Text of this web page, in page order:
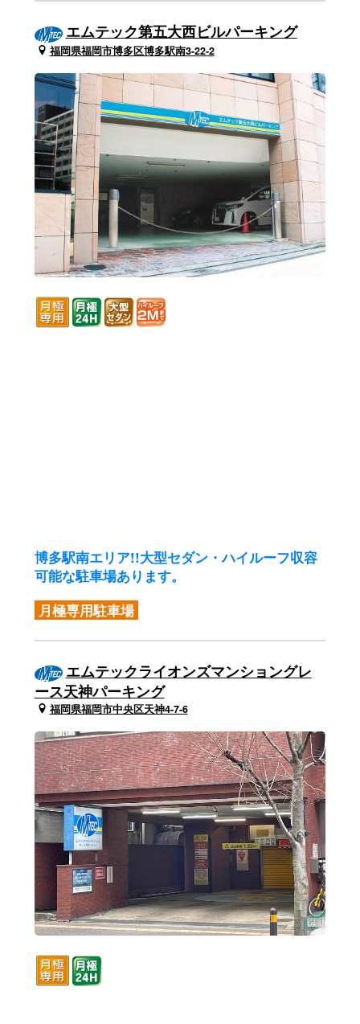
エムテック第五大西ビルパーキング
福岡県福岡市博多区博多駅南3-22-2
博多駅南エリア!!大型セダン・ハイルーフ収容
可能な駐車場あります。
月極専用駐車場
エムテックライオンズマンショングレ
ース天神パーキング
福岡県福岡市中央区天神4-7-6